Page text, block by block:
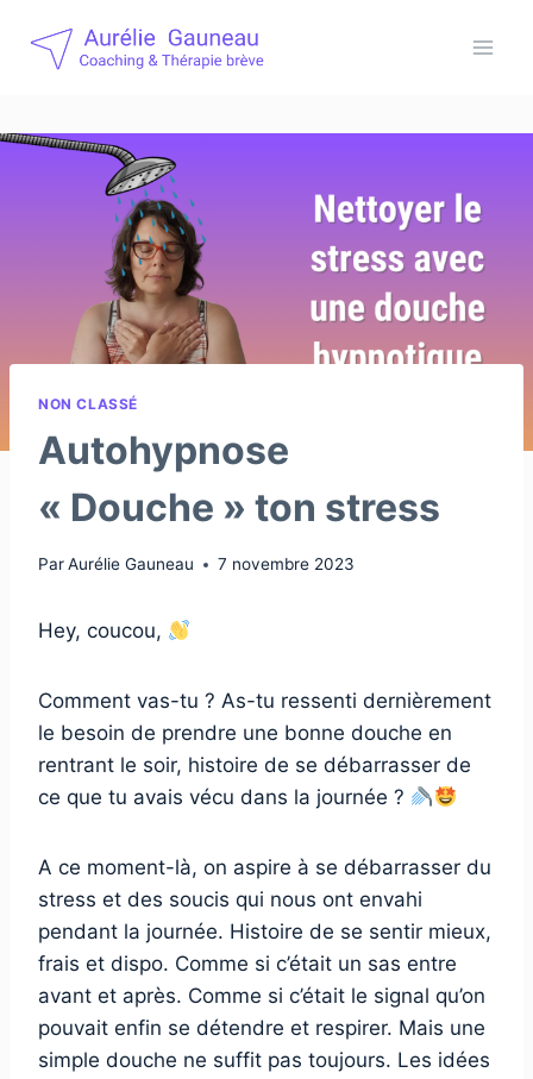
NON CLASSÉ
Autohypnose
« Douche » ton stress
ParAurélie Gauneau 7 novembre 2023
Hey, coucou,
Comment vas-tu ? As-tu ressenti dernièrement
le besoin de prendre une bonne douche en
rentrant le soir, histoire de se débarrasser de
ce que tu avais vécu dans la journée ?
A ce moment-là, on aspire à se débarrasser du
stress et des soucis qui nous ont envahi
pendant la journée. Histoire de se sentir mieux,
frais et dispo. Comme si c’était un sas entre
avant et après. Comme si c’était le signal qu’on
pouvait enfin se détendre et respirer. Mais une
simple douche ne suffit pas toujours. Les idées